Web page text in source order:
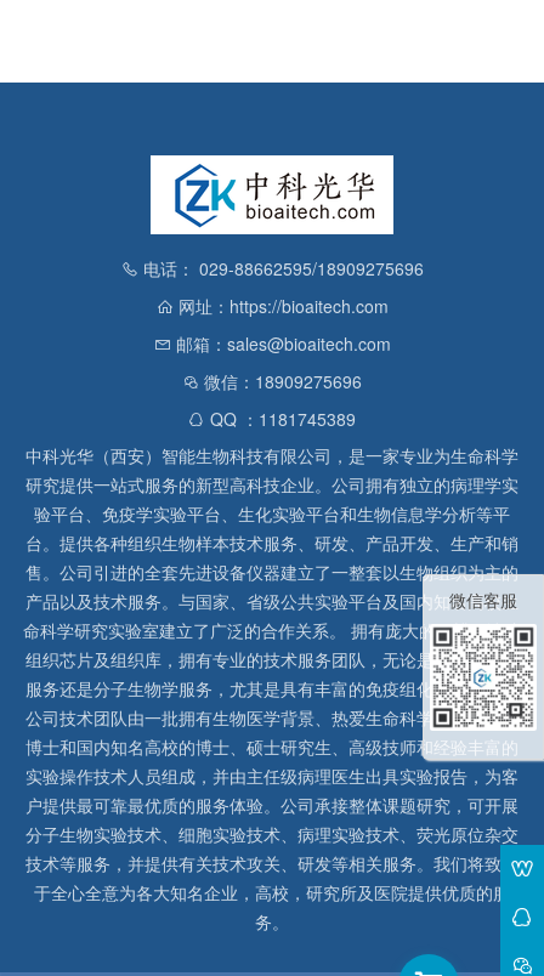
电话： 029-88662595/18909275696
网址：https://bioaitech.com
邮箱：sales@bioaitech.com
微信：18909275696
QQ ：1181745389
中科光华（西安）智能生物科技有限公司，是一家专业为生命科学
研究提供一站式服务的新型高科技企业。公司拥有独立的病理学实
验平台、免疫学实验平台、生化实验平台和生物信息学分析等平
台。提供各种组织生物样本技术服务、研发、产品开发、生产和销
售。公司引进的全套先进设备仪器建立了一整套以生物组织为主的
产品以及技术服务。与国家、省级公共实验平台及国内知名高校生
命科学研究实验室建立了广泛的合作关系。 拥有庞大的石蜡、冰冻
组织芯片及组织库，拥有专业的技术服务团队，无论是形态病理学
服务还是分子生物学服务，尤其是具有丰富的免疫组化实验经验，
公司技术团队由一批拥有生物医学背景、热爱生命科学研究的留美
博士和国内知名高校的博士、硕士研究生、高级技师和经验丰富的
实验操作技术人员组成，并由主任级病理医生出具实验报告，为客
户提供最可靠最优质的服务体验。公司承接整体课题研究，可开展
分子生物实验技术、细胞实验技术、病理实验技术、荧光原位杂交
技术等服务，并提供有关技术攻关、研发等相关服务。我们将致力
于全心全意为各大知名企业，高校，研究所及医院提供优质的服
务。
微信客服